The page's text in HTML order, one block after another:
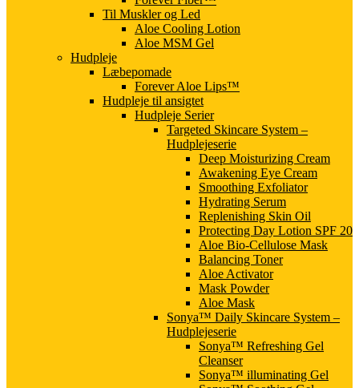
Til Muskler og Led
Aloe Cooling Lotion
Aloe MSM Gel
Hudpleje
Læbepomade
Forever Aloe Lips™
Hudpleje til ansigtet
Hudpleje Serier
Targeted Skincare System –
Hudplejeserie
Deep Moisturizing Cream
Awakening Eye Cream
Smoothing Exfoliator
Hydrating Serum
Replenishing Skin Oil
Protecting Day Lotion SPF 20
Aloe Bio-Cellulose Mask
Balancing Toner
Aloe Activator
Mask Powder
Aloe Mask
Sonya™ Daily Skincare System –
Hudplejeserie
Sonya™ Refreshing Gel
Cleanser
Sonya™ illuminating Gel